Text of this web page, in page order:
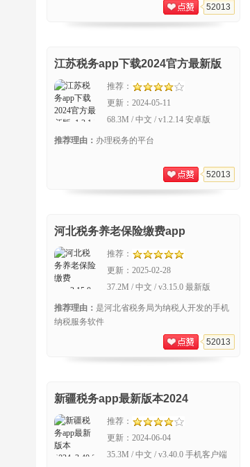
52013
江苏税务app下载2024官方最新版
推荐：
更新： 2024-05-11
68.3M / 中文 / v1.2.14 安卓版
推荐理由： 办理税务的平台
52013
河北税务养老保险缴费app
推荐：
更新： 2025-02-28
37.2M / 中文 / v3.15.0 最新版
推荐理由： 是河北省税务局为纳税人开发的手机
纳税服务软件
52013
新疆税务app最新版本2024
推荐：
更新： 2024-06-04
35.3M / 中文 / v3.40.0 手机客户端